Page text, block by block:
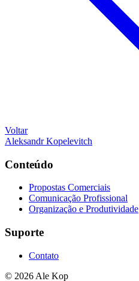
Voltar
Aleksandr Kopelevitch
Conteúdo
Propostas Comerciais
Comunicação Profissional
Organização e Produtividade
Suporte
Contato
© 2026 Ale Kop